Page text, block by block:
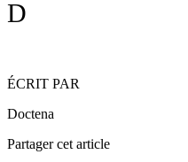
D
ÉCRIT PAR
Doctena
Partager cet article